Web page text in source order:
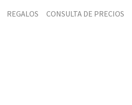
REGALOS CONSULTA DE PRECIOS